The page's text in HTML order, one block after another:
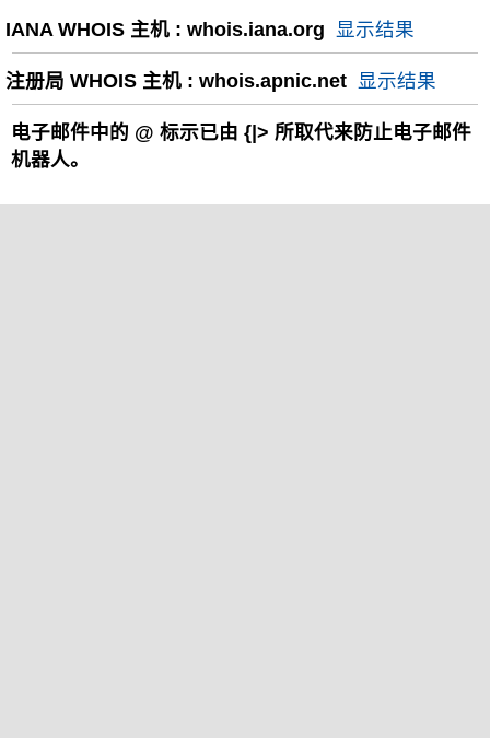
IANA WHOIS 主机 : whois.iana.org 显示结果
注册局 WHOIS 主机 : whois.apnic.net 显示结果
电子邮件中的 @ 标示已由 {|> 所取代来防止电子邮件
机器人。